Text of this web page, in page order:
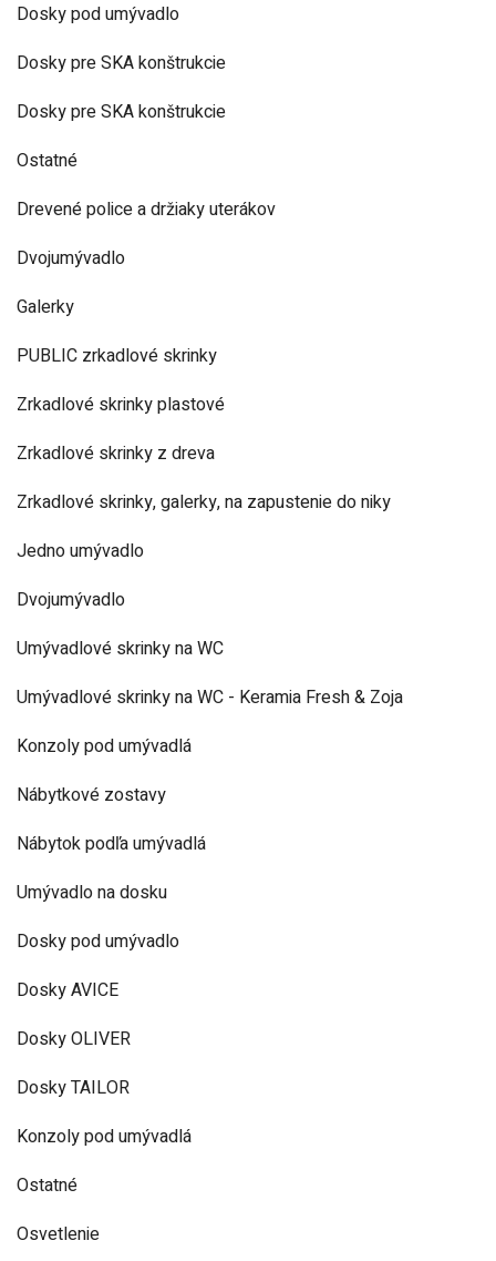
Dosky pod umývadlo
Dosky pre SKA konštrukcie
Dosky pre SKA konštrukcie
Ostatné
Drevené police a držiaky uterákov
Dvojumývadlo
Galerky
PUBLIC zrkadlové skrinky
Zrkadlové skrinky plastové
Zrkadlové skrinky z dreva
Zrkadlové skrinky, galerky, na zapustenie do niky
Jedno umývadlo
Dvojumývadlo
Umývadlové skrinky na WC
Umývadlové skrinky na WC - Keramia Fresh & Zoja
Konzoly pod umývadlá
Nábytkové zostavy
Nábytok podľa umývadlá
Umývadlo na dosku
Dosky pod umývadlo
Dosky AVICE
Dosky OLIVER
Dosky TAILOR
Konzoly pod umývadlá
Ostatné
Osvetlenie